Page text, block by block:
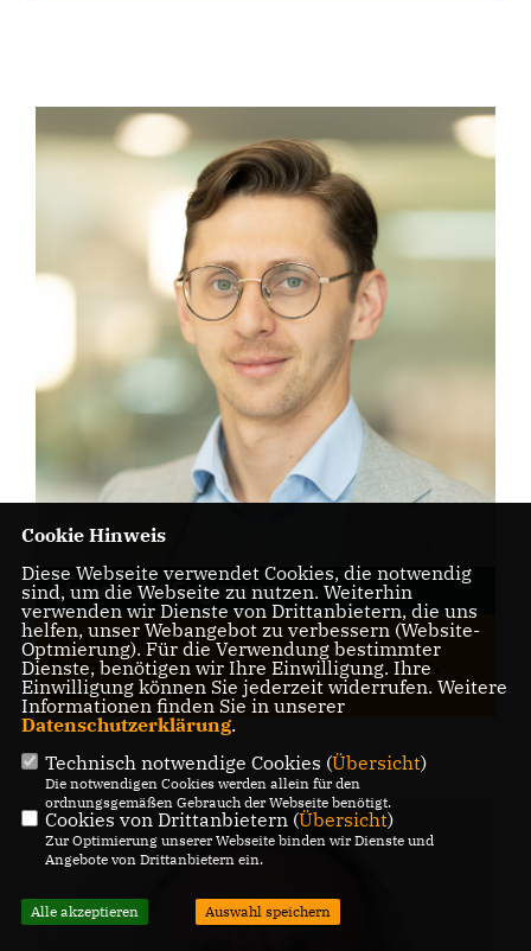
Alexander Fugmann
Vorsitzender
Ortsunion Petershagen Süd (Frille, Lahde,
Quetzen, Wietersheim)
Cookie Hinweis
Diese Webseite verwendet Cookies, die notwendig
sind, um die Webseite zu nutzen. Weiterhin
verwenden wir Dienste von Drittanbietern, die uns
helfen, unser Webangebot zu verbessern (Website-
Optmierung). Für die Verwendung bestimmter
Dienste, benötigen wir Ihre Einwilligung. Ihre
Einwilligung können Sie jederzeit widerrufen. Weitere
Informationen finden Sie in unserer
Datenschutzerklärung.
Technisch notwendige Cookies (Übersicht)
Die notwendigen Cookies werden allein für den
ordnungsgemäßen Gebrauch der Webseite benötigt.
Cookies von Drittanbietern (Übersicht)
Zur Optimierung unserer Webseite binden wir Dienste und
Angebote von Drittanbietern ein.
Alle akzeptieren Auswahl speichern